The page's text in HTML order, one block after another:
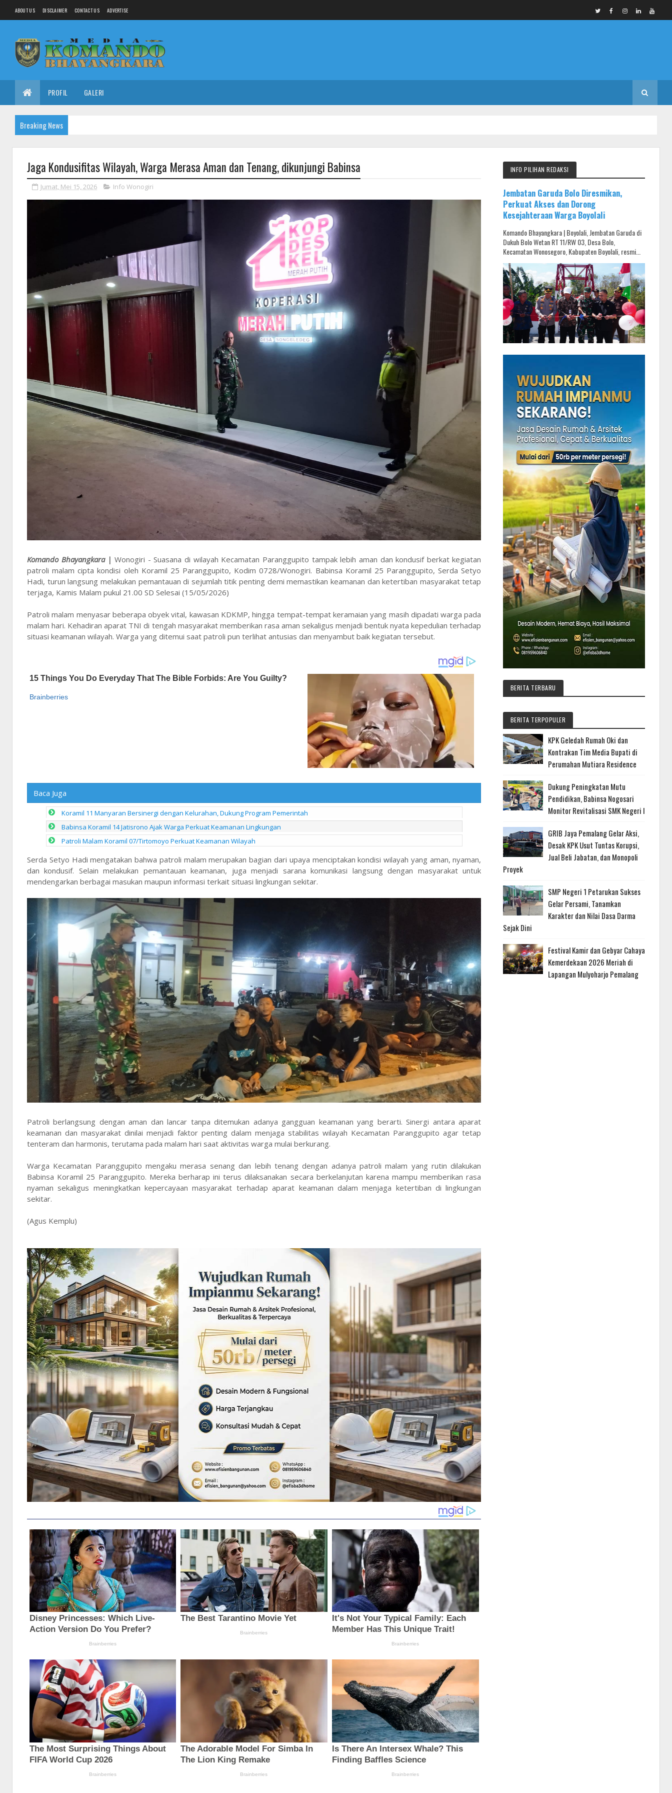
ABOUT US DISCLAIMER CONTACT US ADVERTISE
PROFIL GALERI
Breaking News
Jaga Kondusifitas Wilayah, Warga Merasa Aman dan Tenang, dikunjungi Babinsa
Jumat, Mei 15, 2026 Info Wonogiri
Komando Bhayangkara | Wonogiri - Suasana di wilayah Kecamatan Paranggupito tampak lebih aman dan kondusif berkat kegiatan
patroli malam cipta kondisi oleh Koramil 25 Paranggupito, Kodim 0728/Wonogiri. Babinsa Koramil 25 Paranggupito, Serda Setyo
Hadi, turun langsung melakukan pemantauan di sejumlah titik penting demi memastikan keamanan dan ketertiban masyarakat tetap
terjaga, Kamis Malam pukul 21.00 SD Selesai (15/05/2026)
Patroli malam menyasar beberapa obyek vital, kawasan KDKMP, hingga tempat-tempat keramaian yang masih dipadati warga pada
malam hari. Kehadiran aparat TNI di tengah masyarakat memberikan rasa aman sekaligus menjadi bentuk nyata kepedulian terhadap
situasi keamanan wilayah. Warga yang ditemui saat patroli pun terlihat antusias dan menyambut baik kegiatan tersebut.
Baca Juga
Koramil 11 Manyaran Bersinergi dengan Kelurahan, Dukung Program Pemerintah
Babinsa Koramil 14 Jatisrono Ajak Warga Perkuat Keamanan Lingkungan
Patroli Malam Koramil 07/Tirtomoyo Perkuat Keamanan Wilayah
Serda Setyo Hadi mengatakan bahwa patroli malam merupakan bagian dari upaya menciptakan kondisi wilayah yang aman, nyaman,
dan kondusif. Selain melakukan pemantauan keamanan, juga menjadi sarana komunikasi langsung dengan masyarakat untuk
mendengarkan berbagai masukan maupun informasi terkait situasi lingkungan sekitar.
Patroli berlangsung dengan aman dan lancar tanpa ditemukan adanya gangguan keamanan yang berarti. Sinergi antara aparat
keamanan dan masyarakat dinilai menjadi faktor penting dalam menjaga stabilitas wilayah Kecamatan Paranggupito agar tetap
tenteram dan harmonis, terutama pada malam hari saat aktivitas warga mulai berkurang.
Warga Kecamatan Paranggupito mengaku merasa senang dan lebih tenang dengan adanya patroli malam yang rutin dilakukan
Babinsa Koramil 25 Paranggupito. Mereka berharap ini terus dilaksanakan secara berkelanjutan karena mampu memberikan rasa
nyaman sekaligus meningkatkan kepercayaan masyarakat terhadap aparat keamanan dalam menjaga ketertiban di lingkungan
sekitar.
(Agus Kemplu)
INFO PILIHAN REDAKSI
Jembatan Garuda Bolo Diresmikan,
Perkuat Akses dan Dorong
Kesejahteraan Warga Boyolali
Komando Bhayangkara | Boyolali, Jembatan Garuda di
Dukuh Bolo Wetan RT 11/RW 03, Desa Bolo,
Kecamatan Wonosegoro, Kabupaten Boyolali, resmi...
BERITA TERBARU
BERITA TERPOPULER
KPK Geledah Rumah Oki dan
Kontrakan Tim Media Bupati di
Perumahan Mutiara Residence
Dukung Peningkatan Mutu
Pendidikan, Babinsa Nogosari
Monitor Revitalisasi SMK Negeri I
GRIB Jaya Pemalang Gelar Aksi,
Desak KPK Usut Tuntas Korupsi,
Jual Beli Jabatan, dan Monopoli
Proyek
SMP Negeri 1 Petarukan Sukses
Gelar Persami, Tanamkan
Karakter dan Nilai Dasa Darma
Sejak Dini
Festival Kamir dan Gebyar Cahaya
Kemerdekaan 2026 Meriah di
Lapangan Mulyoharjo Pemalang